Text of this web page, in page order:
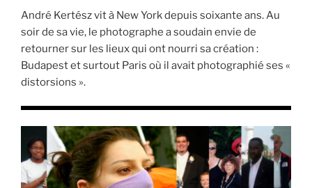
André Kertész vit à New York depuis soixante ans. Au
soir de sa vie, le photographe a soudain envie de
retourner sur les lieux qui ont nourri sa création :
Budapest et surtout Paris où il avait photographié ses «
distorsions ».